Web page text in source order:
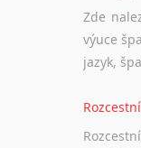
Zde
výuce